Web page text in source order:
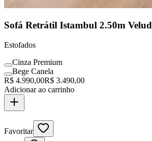
Sofá Retrátil Istambul 2.50m
Estofados
Cinza Premium
Bege Canela
R$ 4.990,00R$ 3.490,00
Adicionar ao carrinho
Favoritar